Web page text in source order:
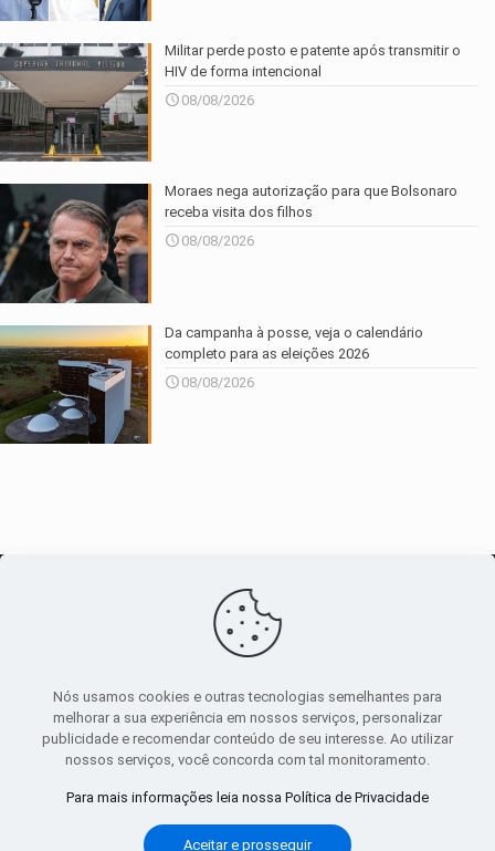
Militar perde posto e patente após transmitir o
HIV de forma intencional
08/08/2026
Moraes nega autorização para que Bolsonaro
receba visita dos filhos
08/08/2026
Da campanha à posse, veja o calendário
completo para as eleições 2026
08/08/2026
canal de notícias
Sobre|Política Privacidade|Termos de uso
Nós usamos cookies e outras tecnologias semelhantes para
melhorar a sua experiência em nossos serviços, personalizar
publicidade e recomendar conteúdo de seu interesse. Ao utilizar
nossos serviços, você concorda com tal monitoramento.
Para mais informações leia nossa Política de Privacidade
Aceitar e prosseguir